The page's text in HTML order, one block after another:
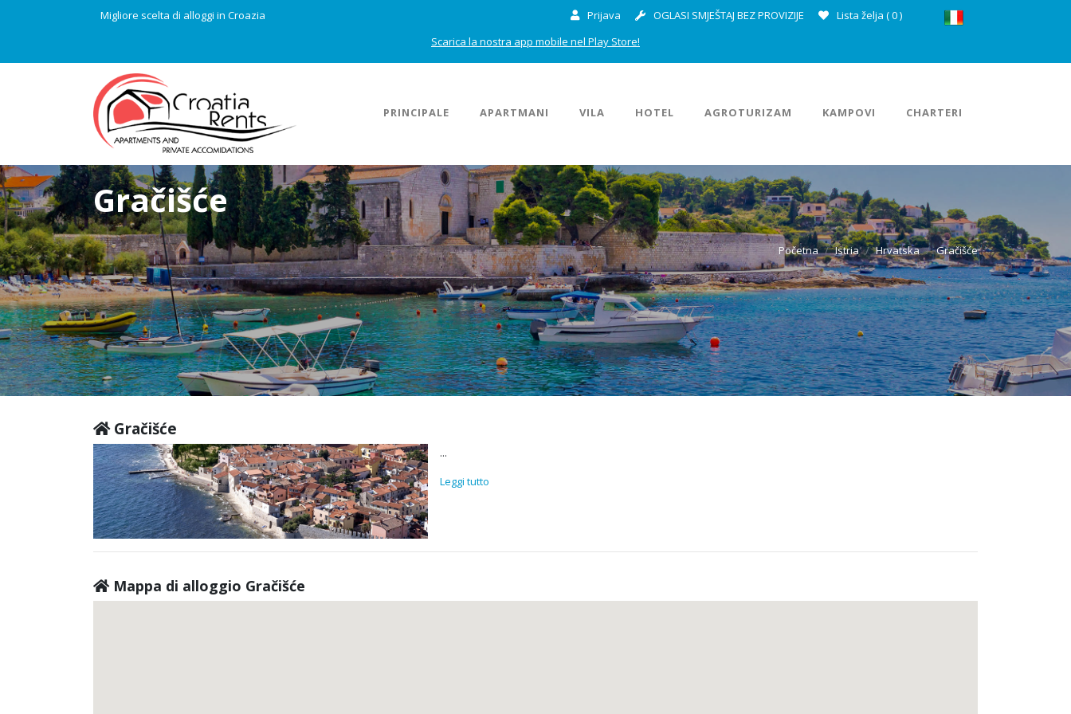
Migliore scelta di alloggi in Croazia Prijava OGLASI SMJEŠTAJ BEZ PROVIZIJE Lista želja (0)
Scarica la nostra app mobile nel Play Store!
PRINCIPALE APARTMANI VILA HOTEL AGROTURIZAM KAMPOVI CHARTERI
Gračišće
Početna Istria Hrvatska Gračišće
Gračišće
...
Leggi tutto
Mappa di alloggio Gračišće